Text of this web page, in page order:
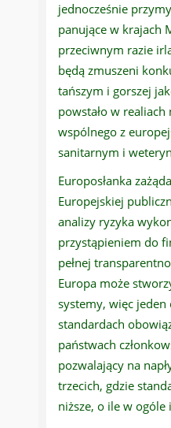
jednocześnie
panujące w krajach
przeciwnym razie
będą zmuszeni
tańszym i gorszej
powstało w
wspólnego z
sanitarnym i
Europosłanka
Europejskiej
analizy ryzyka
przystąpieniem do
pełnej
Europa może
systemy, więc
standardach
państwach
pozwalający na
trzecich, gdzie
niższe, o ile w ogóle